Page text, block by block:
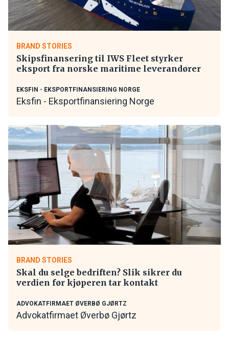
BRAND STORIES
Skipsfinansering til IWS Fleet styrker
eksport fra norske maritime leverandører
EKSFIN - EKSPORTFINANSIERING NORGE
Eksfin - Eksportfinansiering Norge
BRAND STORIES
Skal du selge bedriften? Slik sikrer du
verdien før kjøperen tar kontakt
ADVOKATFIRMAET ØVERBØ GJØRTZ
Advokatfirmaet Øverbø Gjørtz